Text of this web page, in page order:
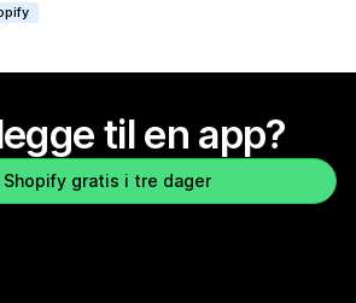
til en app?
Shopify gratis i tre dager